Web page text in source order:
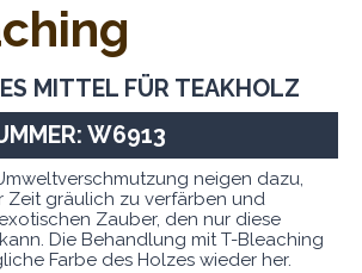
MITTEL FÜR TEAKHOLZ
W6913
neigen dazu,
Zeit gräulich zu verfärben und
Zauber, den nur diese
Die Behandlung mit T-Bleaching
Farbe des Holzes wieder her.